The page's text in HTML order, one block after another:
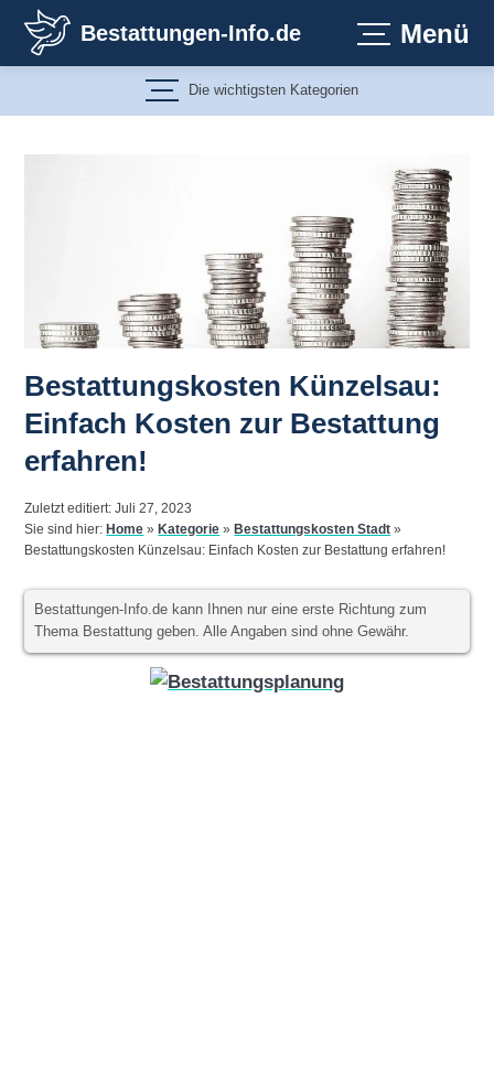
Inhalt
springen
Bestattungen-Info.de Menü
Die wichtigsten Kategorien
Bestattungskosten Künzelsau:
Einfach Kosten zur Bestattung
erfahren!
Zuletzt editiert: Juli 27, 2023
Sie sind hier:Home »Kategorie »Bestattungskosten Stadt »
Bestattungskosten Künzelsau: Einfach Kosten zur Bestattung erfahren!
Bestattungen-Info.de kann Ihnen nur eine erste Richtung zum
Thema Bestattung geben. Alle Angaben sind ohne Gewähr.